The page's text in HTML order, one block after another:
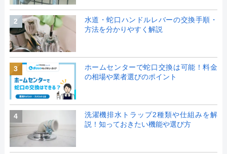
2
水道・蛇口ハンドルレバーの交換手順・
方法を分かりやすく解説
3
ホームセンターで蛇口交換は可能！料金
の相場や業者選びのポイント
4
洗濯機排水トラップ2種類や仕組みを解
説！知っておきたい機能や選び方